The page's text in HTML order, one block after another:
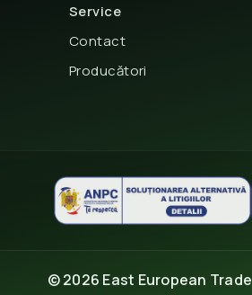
Service
Contact
Producători
© 2026 East European Trade